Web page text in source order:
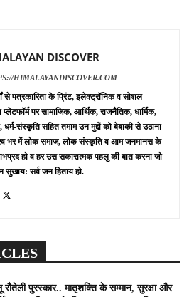
DISCOVER
HIMALAYANDISCOVER.COM
से पत्रकारिता के प्रिंट, इलेक्ट्रॉनिक व सोशल
प्लेटफॉर्म पर सामाजिक, आर्थिक, राजनैतिक, धार्मिक,
धर्म-संस्कृति सहित तमाम उन मुद्दों को बेबाकी से उठाना
भर में लोक समाज, लोक संस्कृति व आम जनमानस के
हो व हर उस सकारात्मक पहलु की बात करना जो
सुखाय: सर्व जन हिताय हो.
रौतेली पुरस्कार.. मातृशक्ति के सम्मान, सुरक्षा और